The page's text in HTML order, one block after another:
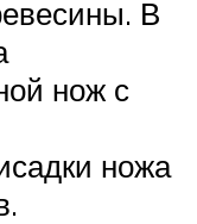
В
нож с
ножа